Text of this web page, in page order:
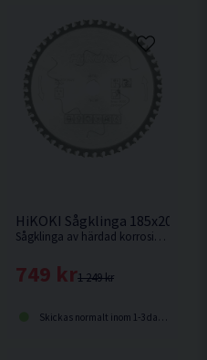
BIM Ø85mm (18 Tpi)
HiKOKI Sågklinga
Sågklinga av härdad korrosionsbeständigt stål för trä, laminat, Inox, metall, aluminium, abrasiva material
1 249 kr
749 kr
Skickas normalt inom 1-3 dagar